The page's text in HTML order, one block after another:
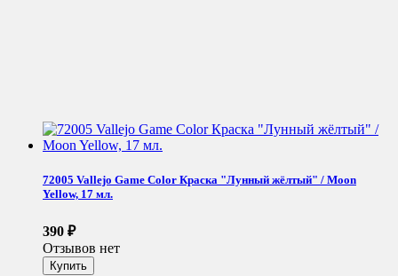
72005 Vallejo Game Color Краска "Лунный жёлтый" / Moon
Yellow, 17 мл.
390 ₽
Отзывов нет